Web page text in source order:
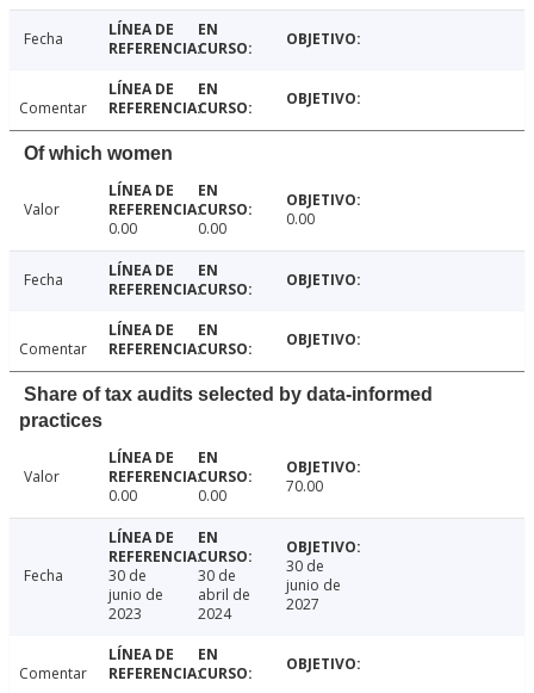
Fecha
Comentar
Of which women
Valor
0.00
0.00 0.00
Fecha
Comentar
Share of tax audits selected by data-informed
practices
Valor
0.00
0.00 70.00
Fecha
30 de
junio de
2023
30 de
abril de
2024
30 de
junio de
2027
Comentar